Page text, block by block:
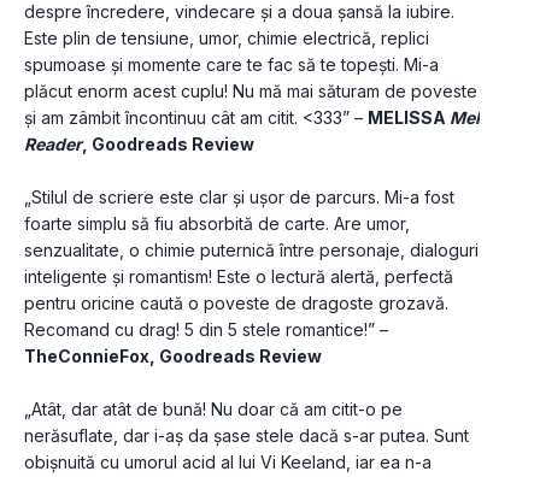
despre încredere, vindecare și a doua șansă la iubire.
Este plin de tensiune, umor, chimie electrică, replici
spumoase și momente care te fac să te topești. Mi-a
plăcut enorm acest cuplu! Nu mă mai săturam de poveste
și am zâmbit încontinuu cât am citit. <333” – MELISSA Mel
Reader, Goodreads Review
„Stilul de scriere este clar și ușor de parcurs. Mi-a fost
foarte simplu să fiu absorbită de carte. Are umor,
senzualitate, o chimie puternică între personaje, dialoguri
inteligente și romantism! Este o lectură alertă, perfectă
pentru oricine caută o poveste de dragoste grozavă.
TheConnieFox, Goodreads Review
„Atât, dar atât de bună! Nu doar că am citit-o pe
nerăsuflate, dar i-aș da șase stele dacă s-ar putea. Sunt
obișnuită cu umorul acid al lui Vi Keeland, iar ea n-a